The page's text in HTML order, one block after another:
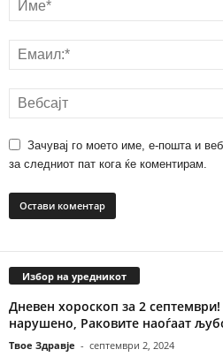
Зачувај го моето име, е-пошта и
за следниот пат кога ќе коментирам.
Избор на уредникот
Дневен хороскоп за 2
нарушено, Раковите наоѓаат
Твое Здравје - септември 2, 2024